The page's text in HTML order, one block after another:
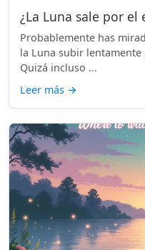
¿La Luna sale por el
Probablemente has
la Luna subir
Quizá incluso ...
Leer más →